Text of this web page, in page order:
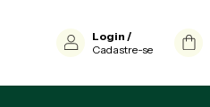
Login /
Cadastre-se